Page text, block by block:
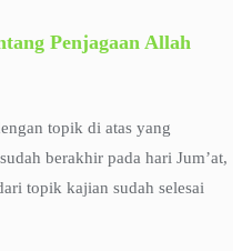
Penjagaan Allah
topik di atas yang
berakhir pada hari Jum’at,
topik kajian sudah selesai